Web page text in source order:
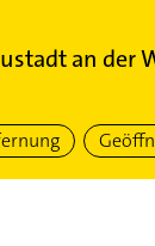
an der